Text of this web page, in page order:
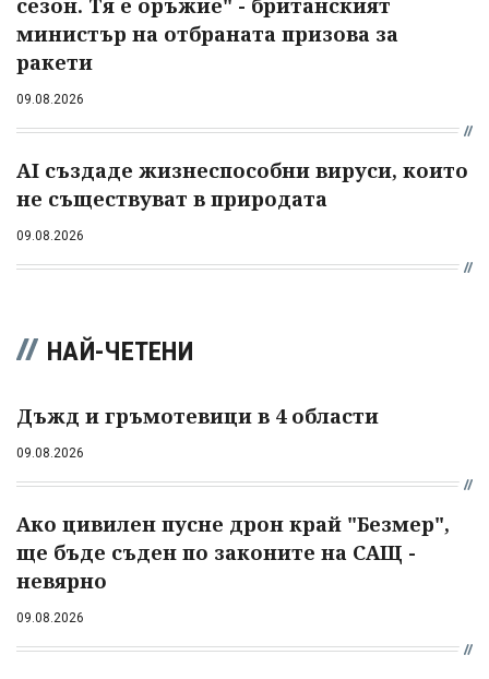
сезон. Тя е оръжие" - британският
министър на отбраната призова за
ракети
09.08.2026
AI създаде жизнеспособни вируси, които
не съществуват в природата
09.08.2026
НАЙ-ЧЕТЕНИ
Дъжд и гръмотевици в 4 области
09.08.2026
Ако цивилен пусне дрон край "Безмер",
ще бъде съден по законите на САЩ -
невярно
09.08.2026